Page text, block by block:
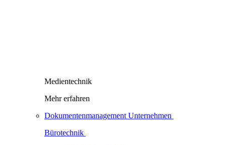
Medientechnik
Mehr erfahren
Dokumentenmanagement Unternehmen
Bürotechnik